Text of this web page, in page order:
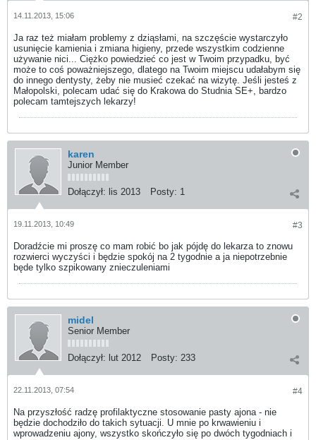
#2
14.11.2013, 15:06
Ja raz też miałam problemy z dziąsłami, na szczęście wystarczyło
usunięcie kamienia i zmiana higieny, przede wszystkim codzienne
używanie nici... Ciężko powiedzieć co jest w Twoim przypadku, być
może to coś poważniejszego, dlatego na Twoim miejscu udałabym się
do innego dentysty, żeby nie musieć czekać na wizytę. Jeśli jesteś z
Małopolski, polecam udać się do Krakowa do Studnia SE+, bardzo
polecam tamtejszych lekarzy!
karen
Junior Member
Dołączył: lis 2013 Posty: 1
#3
19.11.2013, 10:49
Doradźcie mi proszę co mam robić bo jak pójdę do lekarza to znowu
rozwierci wyczyści i będzie spokój na 2 tygodnie a ja niepotrzebnie
będe tylko szpikowany znieczuleniami
midel
Senior Member
Dołączył: lut 2012 Posty: 233
#4
22.11.2013, 07:54
Na przyszłość radzę profilaktyczne stosowanie pasty ajona - nie
będzie dochodziło do takich sytuacji. U mnie po krwawieniu i
wprowadzeniu ajony, wszystko skończyło się po dwóch tygodniach i